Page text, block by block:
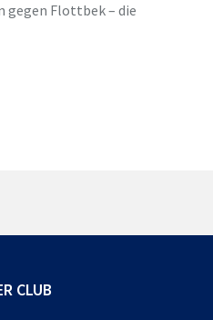
gegen Flottbek – die
CLUB